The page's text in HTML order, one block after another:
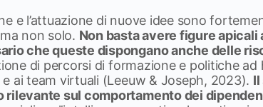
e l’attuazione di nuove idee sono
non solo. Non basta avere figure apicali
che queste dispongano anche delle
di percorsi di formazione e politiche
ai team virtuali (Leeuw & Joseph, 2023).
rilevante sul comportamento dei